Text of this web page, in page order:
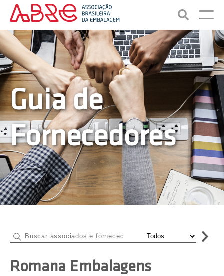
Guia de
Fornecedores
Romana Embalagens